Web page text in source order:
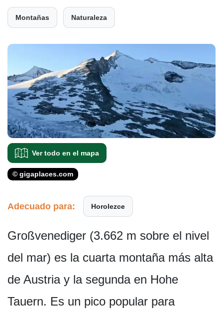
Montañas Naturaleza
Ver todo en el mapa
© gigaplaces.com
Adecuado para: Horolezce
Großvenediger (3.662 m sobre el nivel
del mar) es la cuarta montaña más alta
de Austria y la segunda en Hohe
Tauern. Es un pico popular para